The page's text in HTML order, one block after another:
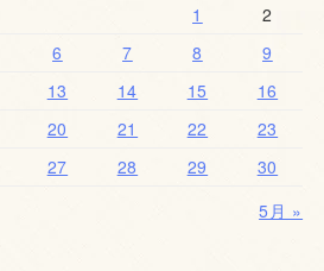
1
2
6 7 8
9
13 14 15
16
20 21 22
23
27 28 29
30
5月 »